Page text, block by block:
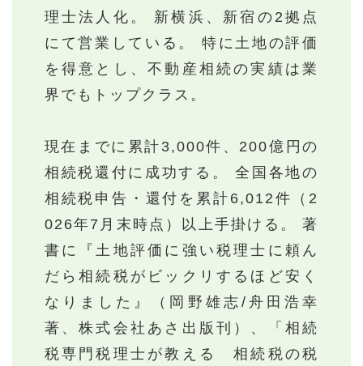
理士法人化。 新横浜、新宿の2拠点
にて営業している。 特に土地の評価
を得意とし、不動産相続の実績は業
界でもトップクラス。
現在までに累計3,000件、200億円の
相続税還付に成功する。 全国各地の
相続税申告・還付を累計6,012件（2
026年7月末時点）以上手掛ける。 著
書に『土地評価に強い税理士に頼ん
だら相続税がビックリするほど安く
なりました』（岡野雄志/舟田浩幸
著、株式会社あさ出版刊）、「相続
税専門税理士が教える 相続税の税